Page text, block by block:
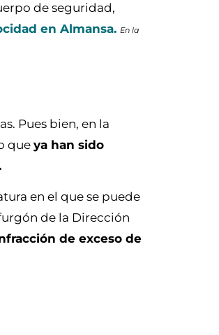
de seguridad,
en Almansa. En la
Pues bien, en la
que ya han sido
en el que se puede
de la Dirección
de exceso de